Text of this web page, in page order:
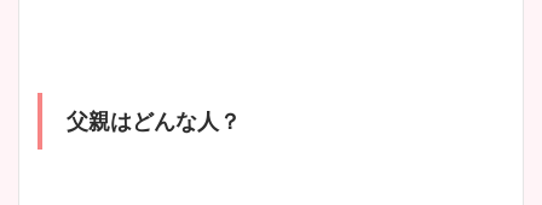
父親はどんな人？